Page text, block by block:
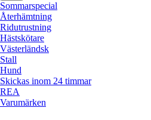
Sommarspecial
Återhämtning
Ridutrustning
Hästskötare
Västerländsk
Stall
Hund
Skickas inom 24 timmar
REA
Varumärken